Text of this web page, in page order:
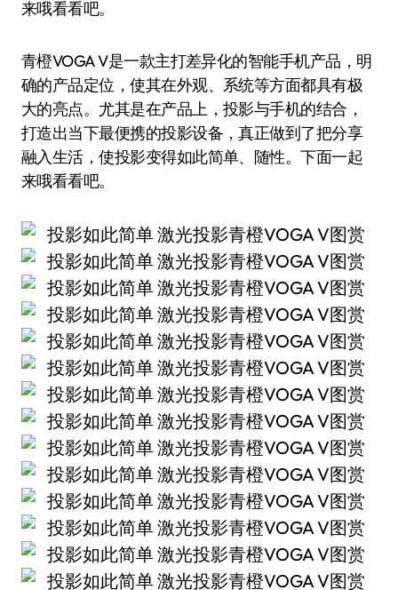
来哦看看吧。
青橙VOGA V是一款主打差异化的智能手机产品，明
确的产品定位，使其在外观、系统等方面都具有极
大的亮点。尤其是在产品上，投影与手机的结合，
打造出当下最便携的投影设备，真正做到了把分享
融入生活，使投影变得如此简单、随性。下面一起
来哦看看吧。